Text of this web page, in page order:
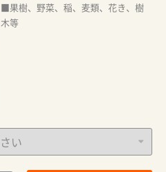
■果樹、野菜、稲、麦類、花き、樹
木等